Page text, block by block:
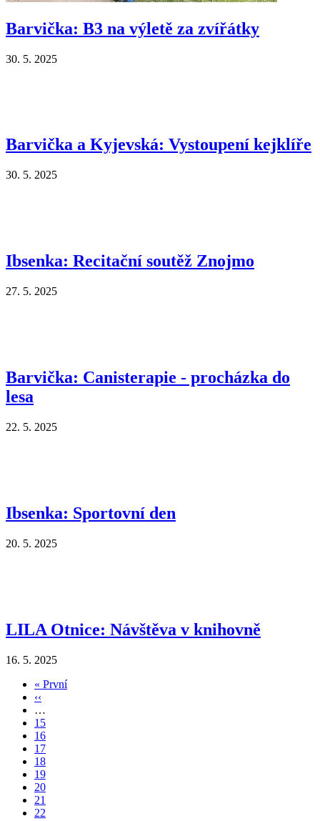
Barvička: B3 na výletě za zvířátky
30. 5. 2025
Barvička a Kyjevská: Vystoupení kejklíře
30. 5. 2025
Ibsenka: Recitační soutěž Znojmo
27. 5. 2025
Barvička: Canisterapie - procházka do
lesa
22. 5. 2025
Ibsenka: Sportovní den
20. 5. 2025
LILA Otnice: Návštěva v knihovně
16. 5. 2025
Pagination
First
page
« První
Předchozí
stránka
‹‹
…
Page
15
Page
16
Page
17
Page
18
Aktuální
stránka
19
Page
20
Page
21
Page
22